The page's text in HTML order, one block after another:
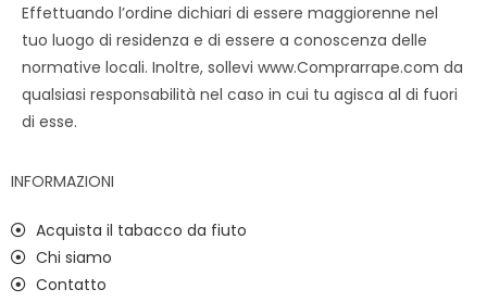
Effettuando l’ordine dichiari di essere maggiorenne nel
tuo luogo di residenza e di essere a conoscenza delle
normative locali. Inoltre, sollevi www.Comprarrape.com da
qualsiasi responsabilità nel caso in cui tu agisca al di fuori
di esse.
INFORMAZIONI
Acquista il tabacco da fiuto
Chi siamo
Contatto